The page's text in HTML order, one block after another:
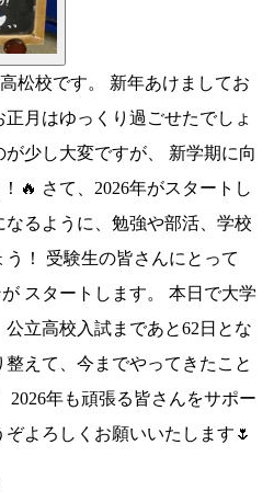
松校です。 新年あけましてお
月はゆっくり過ごせたでしょ
少し大変ですが、 新学期に向
🔥 さて、2026年がスタートし
なるように、勉強や部活、学校
！ 受験生の皆さんにとって
スタートします。 本日で大学
立高校入試まであと62日とな
えて、今までやってきたこと
2026年も頑張る皆さんをサポー
ぞよろしくお願いいたします🌷